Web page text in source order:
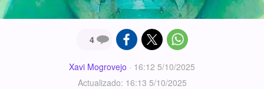
4
Xavi Mogrovejo · 16:12 5/10/2025
Actualizado: 16:13 5/10/2025